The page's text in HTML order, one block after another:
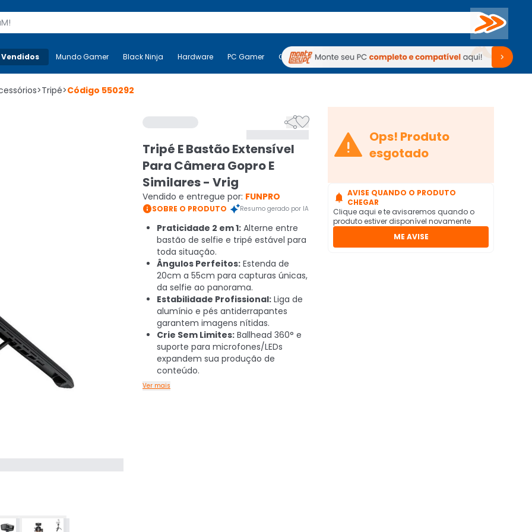
Buscar
Mais-v- Mundo Gamer Black Ninja Hardware PC Gamer Computadores Periféricos TV Venda no KaBuM!
Mundo Gamer Black Ninja Hardware PC Gamer Computadores Periféricos TV Venda no KaBuM!
>Tripé>Código 550292

Tripé E Bastão Extensível
Para Câmera Gopro E
Similares - Vrig
Vendido e entregue por: FUNPRO
SOBRE O PRODUTO Resumo gerado por IA
Praticidade 2 em 1: Alterne entre
bastão de selfie e tripé estável para
toda situação.
Ângulos Perfeitos: Estenda de
20cm a 55cm para capturas únicas,
da selfie ao panorama.
Estabilidade Profissional: Liga de
alumínio e pés antiderrapantes
garantem imagens nítidas.
Crie Sem Limites: Ballhead 360° e
suporte para microfones/LEDs
expandem sua produção de
conteúdo.
Ver mais
 Ops! Produto
esgotado
 AVISE QUANDO O PRODUTO
CHEGAR
Clique aqui e te avisaremos quando o
produto estiver disponível novamente
ME AVISE